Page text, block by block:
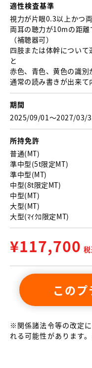
適性検査基準
視力が片眼0.3以上かつ
両耳の聴力が10mの距
（補聴器可）
四肢または体幹につい
と
赤色、青色、黄色の識別
通常の読み書きが出来て
期間
2025/09/01〜2027/03/
所持免許
普通(MT)
準中型(5t限定MT)
準中型(MT)
中型(8t限定MT)
中型(MT)
大型(MT)
大型(ﾏｲｸﾛ限定MT)
¥117,700
この
※関係諸法令等の改定
れる可能性があります